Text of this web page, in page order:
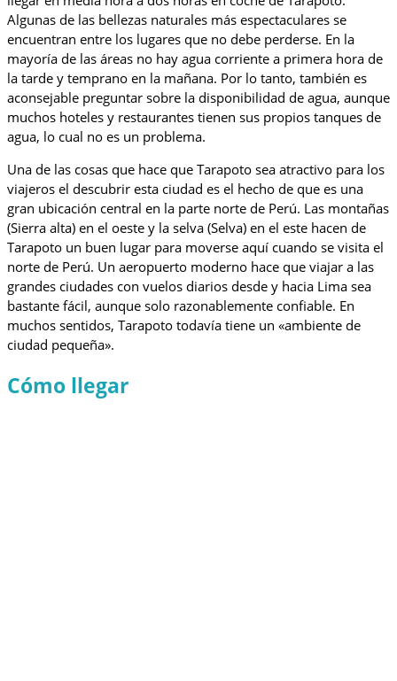
Algunas de las bellezas naturales más espectaculares se
encuentran entre los lugares que no debe perderse. En la
mayoría de las áreas no hay agua corriente a primera hora de
la tarde y temprano en la mañana. Por lo tanto, también es
aconsejable preguntar sobre la disponibilidad de agua, aunque
muchos hoteles y restaurantes tienen sus propios tanques de
agua, lo cual no es un problema.
Una de las cosas que hace que Tarapoto sea atractivo para los
viajeros el descubrir esta ciudad es el hecho de que es una
gran ubicación central en la parte norte de Perú. Las montañas
(Sierra alta) en el oeste y la selva (Selva) en el este hacen de
Tarapoto un buen lugar para moverse aquí cuando se visita el
norte de Perú. Un aeropuerto moderno hace que viajar a las
grandes ciudades con vuelos diarios desde y hacia Lima sea
bastante fácil, aunque solo razonablemente confiable. En
muchos sentidos, Tarapoto todavía tiene un «ambiente de
ciudad pequeña».
Cómo llegar